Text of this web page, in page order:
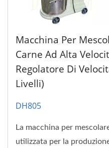
Macchina Per
Carne Ad Alta
Regolatore Di
Livelli)
DH805
La macchina per
utilizzata per la